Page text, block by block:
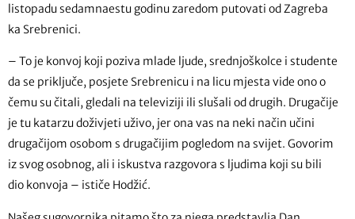
listopadu sedamnaestu godinu zaredom putovati od Zagreba
ka Srebrenici.
– To je konvoj koji poziva mlade ljude, srednjoškolce i studente
da se priključe, posjete Srebrenicu i na licu mjesta vide ono o
čemu su čitali, gledali na televiziji ili slušali od drugih. Drugačije
je tu katarzu doživjeti uživo, jer ona vas na neki način učini
drugačijom osobom s drugačijim pogledom na svijet. Govorim
iz svog osobnog, ali i iskustva razgovora s ljudima koji su bili
dio konvoja – ističe Hodžić.